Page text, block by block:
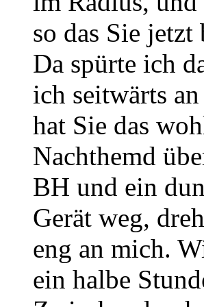
so das Sie
Da spürte ich
ich seitwärts
hat Sie das
Nachthemd
BH und ein
Gerät weg,
eng an mich.
ein halbe